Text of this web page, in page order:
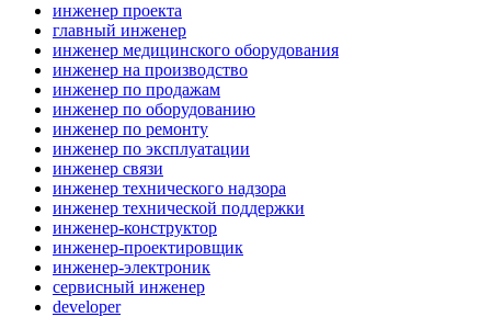
инженер проекта
главный инженер
инженер медицинского оборудования
инженер на производство
инженер по продажам
инженер по оборудованию
инженер по ремонту
инженер по эксплуатации
инженер связи
инженер технического надзора
инженер технической поддержки
инженер-конструктор
инженер-проектировщик
инженер-электроник
сервисный инженер
developer